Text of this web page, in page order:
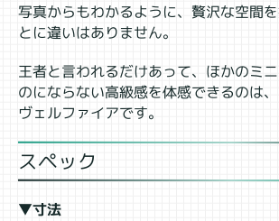
写真からもわかるように、贅沢な空間
とに違いはありません。
王者と言われるだけあって、ほかのミ
のにならない高級感を体感できるのは
ヴェルファイアです。
スペック
▼寸法